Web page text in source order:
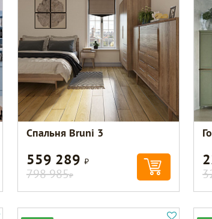
Спальня Bruni 3
559 289 Р
798 985Р